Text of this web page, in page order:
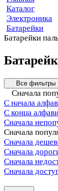
Каталог
Электроника
Батарейки
Батарейки
Все фильтры
Сначала
С начала
С конца
Сначала
Сначала
Сначала
Сначала
Сначала
Сначала